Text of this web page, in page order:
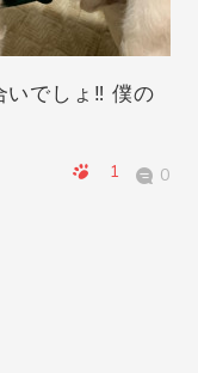
いでしょ‼️ 僕の
1 0